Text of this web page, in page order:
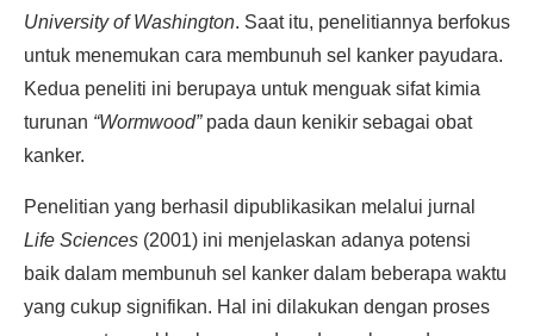
University of Washington. Saat itu, penelitiannya berfokus
untuk menemukan cara membunuh sel kanker payudara.
Kedua peneliti ini berupaya untuk menguak sifat kimia
turunan “Wormwood”pada daun kenikir sebagai obat
kanker.
Penelitian yang berhasil dipublikasikan melalui jurnal
Life Sciences (2001) ini menjelaskan adanya potensi
baik dalam membunuh sel kanker dalam beberapa waktu
yang cukup signifikan. Hal ini dilakukan dengan proses